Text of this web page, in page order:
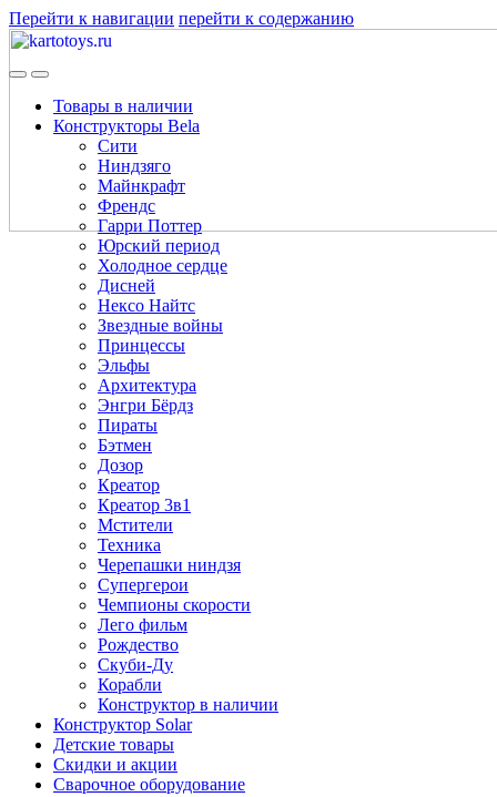
Перейти к навигации перейти к содержанию
Товары в наличии
Конструкторы Bela
Сити
Ниндзяго
Майнкрафт
Френдс
Гарри Поттер
Юрский период
Холодное сердце
Дисней
Нексо Найтс
Звездные войны
Принцессы
Эльфы
Архитектура
Энгри Бёрдз
Пираты
Бэтмен
Дозор
Креатор
Креатор 3в1
Мстители
Техника
Черепашки ниндзя
Супергерои
Чемпионы скорости
Лего фильм
Рождество
Скуби-Ду
Корабли
Конструктор в наличии
Конструктор Solar
Детские товары
Скидки и акции
Сварочное оборудование